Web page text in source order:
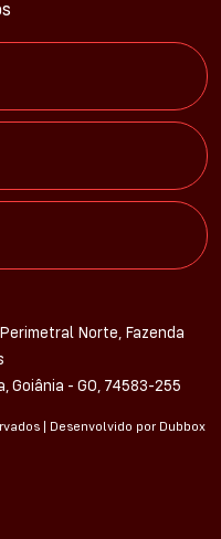
Norte, Fazenda
Goiânia - GO, 74583-255
| Desenvolvido por Dubbox